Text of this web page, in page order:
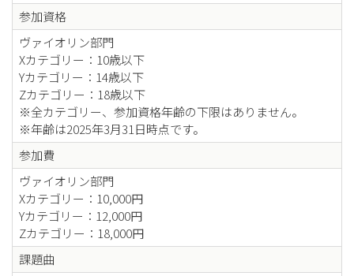
参加資格
ヴァイオリン部門
Xカテゴリー：10歳以下
Yカテゴリー：14歳以下
Zカテゴリー：18歳以下
※全カテゴリー、参加資格年齢の下限はありません。
※年齢は2025年3月31日時点です。
参加費
ヴァイオリン部門
Xカテゴリー：10,000円
Yカテゴリー：12,000円
Zカテゴリー：18,000円
課題曲